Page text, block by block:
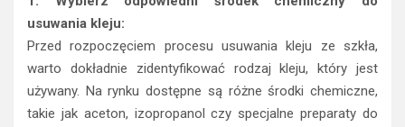
usuwania kleju:
Przed rozpoczęciem procesu usuwania kleju ze szkła,
warto dokładnie zidentyfikować rodzaj kleju, który jest
używany. Na rynku dostępne są różne środki chemiczne,
takie jak aceton, izopropanol czy specjalne preparaty do